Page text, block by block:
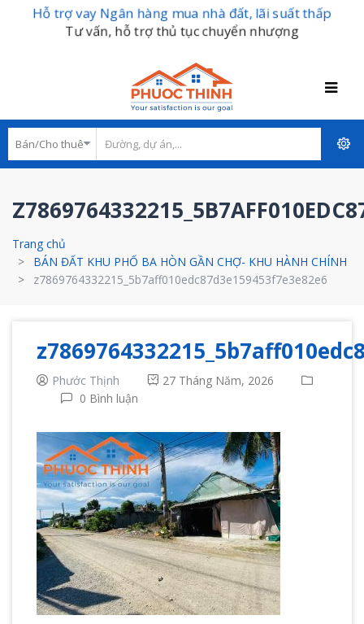
Hỗ trợ vay Ngân hàng mua nhà đất, lãi suất thấp
Tư vấn, hỗ trợ thủ tục chuyển nhượng
Trang chủ
BÁN ĐẤT KHU PHỐ BA HÒN GẦN CHỢ- KHU HÀNH CHÍNH
z7869764332215_5b7aff010edc87d3e159453f7e3e82e6
Phước Thịnh
27 Tháng Năm, 2026
0 Bình luận